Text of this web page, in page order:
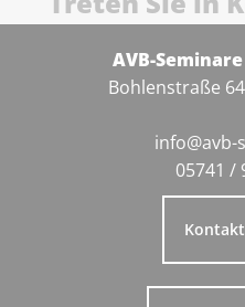
AVB-Seminare
Bohlenstraße
05741 /